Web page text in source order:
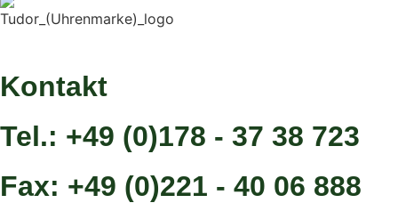
Kontakt
Tel.: +49 (0)178 - 37 38 723
Fax: +49 (0)221 - 40 06 888